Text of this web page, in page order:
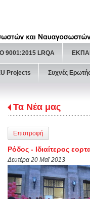
9001:2015 LRQA
Projects Συχνές
Τα Νέα μας
Επιστροφή
Ρόδος - Ιδιαίτερος
Δευτέρα 20 Μαΐ 2013